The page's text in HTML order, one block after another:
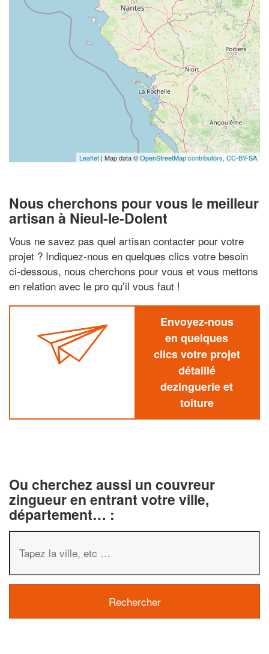
Leaflet | Map data ©OpenStreetMap contributors, CC-BY-SA
Nous cherchons pour vous le meilleur
artisan à Nieul-le-Dolent
Vous ne savez pas quel artisan contacter pour votre
projet ? Indiquez-nous en quelques clics votre besoin
ci-dessous, nous cherchons pour vous et vous mettons
en relation avec le pro qu’il vous faut !
Envoyez-nous
en quelques
clics votre projet
détaillé
dezinguerie et
toiture
Ou cherchez aussi un couvreur
zingueur en entrant votre ville,
département… :